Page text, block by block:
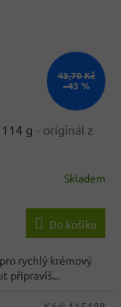
43,70 Kč
–43 %
g - originál z
Skladem
Do košíku
rychlý krémový
připravíš...